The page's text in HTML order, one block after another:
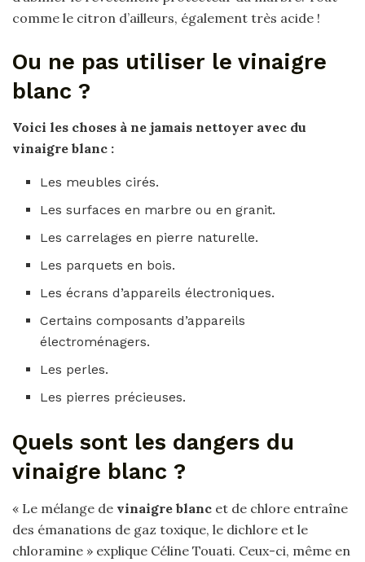
comme le citron d’ailleurs, également très acide !
Ou ne pas utiliser le vinaigre
blanc ?
Voici les choses à ne jamais nettoyer avec du
vinaigre blanc :
Les meubles cirés.
Les surfaces en marbre ou en granit.
Les carrelages en pierre naturelle.
Les parquets en bois.
Les écrans d’appareils électroniques.
Certains composants d’appareils
électroménagers.
Les perles.
Les pierres précieuses.
Quels sont les dangers du
vinaigre blanc ?
« Le mélange de vinaigre blanc et de chlore entraîne
des émanations de gaz toxique, le dichlore et le
chloramine » explique Céline Touati. Ceux-ci, même en